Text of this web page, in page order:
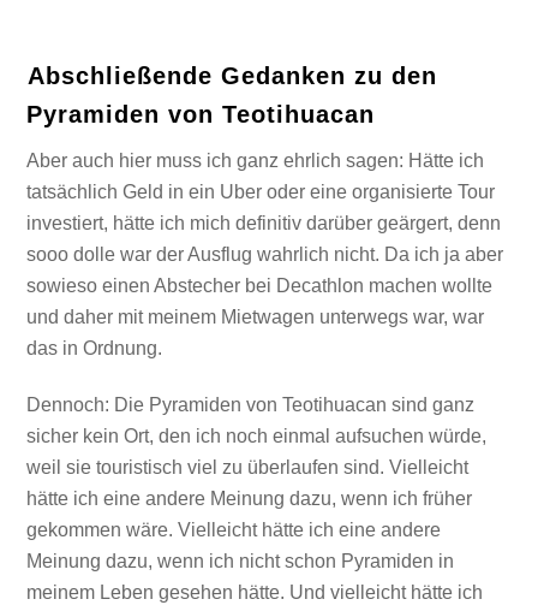
Abschließende Gedanken zu den
Pyramiden von Teotihuacan
Aber auch hier muss ich ganz ehrlich sagen: Hätte ich
tatsächlich Geld in ein Uber oder eine organisierte Tour
investiert, hätte ich mich definitiv darüber geärgert, denn
sooo dolle war der Ausflug wahrlich nicht. Da ich ja aber
sowieso einen Abstecher bei Decathlon machen wollte
und daher mit meinem Mietwagen unterwegs war, war
das in Ordnung.
Dennoch: Die Pyramiden von Teotihuacan sind ganz
sicher kein Ort, den ich noch einmal aufsuchen würde,
weil sie touristisch viel zu überlaufen sind. Vielleicht
hätte ich eine andere Meinung dazu, wenn ich früher
gekommen wäre. Vielleicht hätte ich eine andere
Meinung dazu, wenn ich nicht schon Pyramiden in
meinem Leben gesehen hätte. Und vielleicht hätte ich